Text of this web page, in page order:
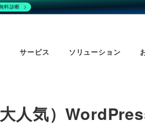
サービス ソリューション
大人気）
料診断